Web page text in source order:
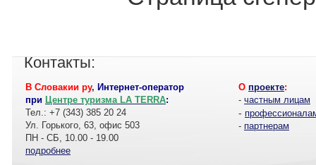
Контакты:
В Словакии ру, Интернет-оператор
при Центре туризма LA TERRA:
Тел.: +7 (343) 385 20 24
Ул. Горького, 63, офис 503
ПН - СБ, 10.00 - 19.00
подробнее
О проекте:
- частным лицам
-
- партнерам